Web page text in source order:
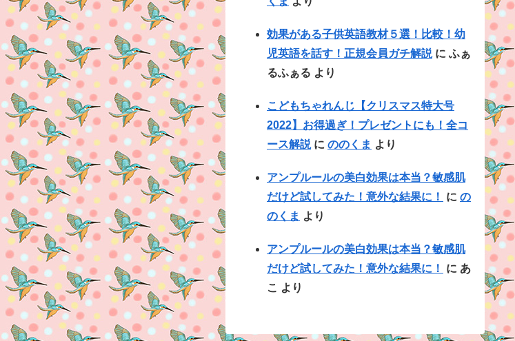
効果がある子供英語教材５選！比較！幼
児英語を話す！正規会員ガチ解説に ふぁ
るふぁる より
こどもちゃれんじ【クリスマス特大号
2022】お得過ぎ！プレゼントにも！全コ
ース解説に ののくま より
アンプルールの美白効果は本当？敏感肌
だけど試してみた！意外な結果に！
に の
のくま より
アンプルールの美白効果は本当？敏感肌
だけど試してみた！意外な結果に！
に あ
こ より